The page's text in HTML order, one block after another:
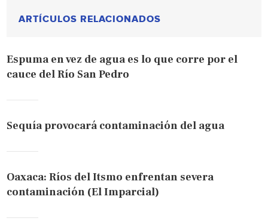
ARTÍCULOS RELACIONADOS
Espuma en vez de agua es lo que corre por el
cauce del Río San Pedro
Sequía provocará contaminación del agua
Oaxaca: Ríos del Itsmo enfrentan severa
contaminación (El Imparcial)